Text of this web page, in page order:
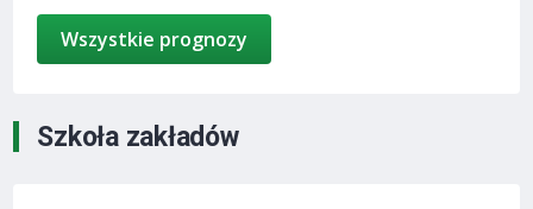
Wszystkie prognozy
Szkoła zakładów